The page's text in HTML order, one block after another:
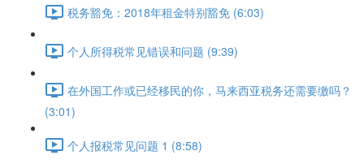
税务豁免：2018年租金特别豁免 (6:03)
个人所得税常见错误和问题 (9:39)
在外国工作或已经移民的你，马来西亚税务还需要缴吗？
(3:01)
个人报税常见问题 1 (8:58)